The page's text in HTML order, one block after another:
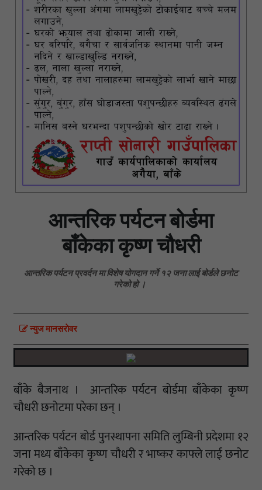
आन्तरिक पर्यटन बोर्डमा
बाँकेका कृष्ण चौधरी
आन्तरिक पर्यटन प्रवर्दन मा विशेष योगदान गर्ने १२ जना लाई बोर्डले छनोट
गरेको हो ।
न्युज मानसराेवर
बाँके बैजनाथ । आन्तरिक पर्यटन बोर्डमा बाँकेका कृष्ण
चौधरी छनोटमा परेका छन् ।
आन्तरिक पर्यटन बोर्ड पुनस्थापना समिति लुम्बिनी प्रदेशमा १२
जना मध्य बाँकेका कृष्ण चौधरी र भाष्कर काफ्ले लाई छनोट
गरेको छ ।